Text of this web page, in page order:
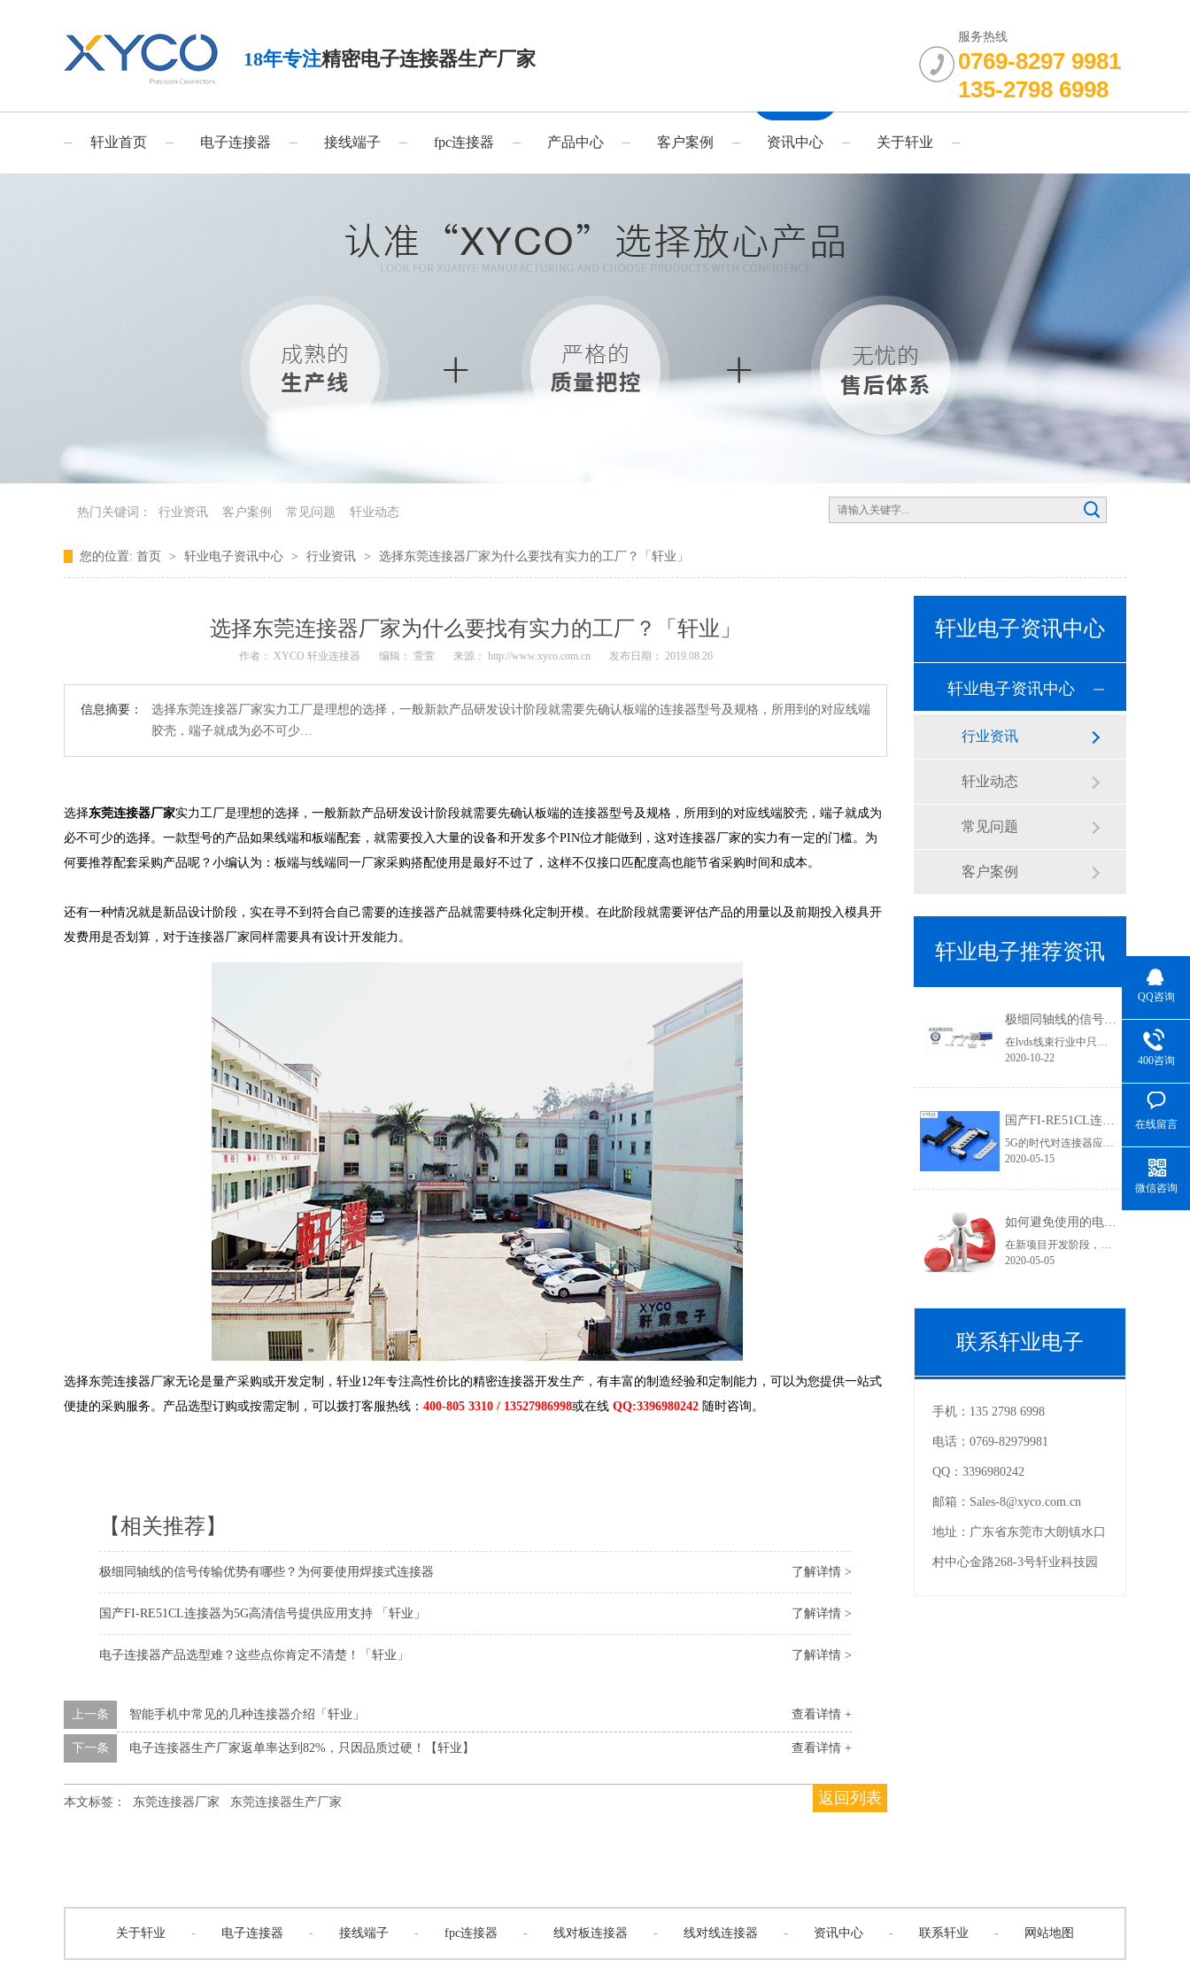
18年专注精密电子连接器生产厂家
服务热线
0769-8297 9981
135-2798 6998
轩业首页 电子连接器 接线端子 fpc连接器 产品中心 客户案例 资讯中心 关于轩业
热门关键词： 行业资讯 客户案例 常见问题 轩业动态
您的位置: 首页 > 轩业电子资讯中心 > 行业资讯 > 选择东莞连接器厂家为什么要找有实力的工厂？「轩业」
选择东莞连接器厂家为什么要找有实力的工厂？「轩业」
作者： XYCO 轩业连接器 编辑： 萱萱 来源： http://www.xyco.com.cn 发布日期： 2019.08.26
信息摘要：
选择东莞连接器厂家实力工厂是理想的选择，一般新款产品研发设计阶段就需要先确认板端的连接器型号及规格，所用到的对应线端
胶壳，端子就成为必不可少…
选择东莞连接器厂家实力工厂是理想的选择，一般新款产品研发设计阶段就需要先确认板端的连接器型号及规格，所用到的对应线端胶壳，端子就成为
必不可少的选择。一款型号的产品如果线端和板端配套，就需要投入大量的设备和开发多个PIN位才能做到，这对连接器厂家的实力有一定的门槛。为
何要推荐配套采购产品呢？小编认为：板端与线端同一厂家采购搭配使用是最好不过了，这样不仅接口匹配度高也能节省采购时间和成本。
还有一种情况就是新品设计阶段，实在寻不到符合自己需要的连接器产品就需要特殊化定制开模。在此阶段就需要评估产品的用量以及前期投入模具开
发费用是否划算，对于连接器厂家同样需要具有设计开发能力。
选择东莞连接器厂家无论是量产采购或开发定制，轩业12年专注高性价比的精密连接器开发生产，有丰富的制造经验和定制能力，可以为您提供一站式
便捷的采购服务。产品选型订购或按需定制，可以拨打客服热线： 400-805 3310 / 13527986998或在线 QQ:3396980242 随时咨询。
【相关推荐】
了解详情 >
极细同轴线的信号传输优势有哪些？为何要使用焊接式连接器
了解详情 >
国产FI-RE51CL连接器为5G高清信号提供应用支持 「轩业」
了解详情 >
电子连接器产品选型难？这些点你肯定不清楚！「轩业」
查看详情 +
上一条 智能手机中常见的几种连接器介绍「轩业」
查看详情 +
下一条 电子连接器生产厂家返单率达到82%，只因品质过硬！【轩业】
返回列表
本文标签： 东莞连接器厂家 东莞连接器生产厂家
轩业电子资讯中心
轩业电子资讯中心
行业资讯
轩业动态
常见问题
客户案例
轩业电子推荐资讯
极细同轴线的信号传输优势有哪些？为何要使用焊接式连接器
在lvds线束行业中只要涉及到高清信号传输、屏蔽效果要求高的线束基本上都会用到极细同轴线，其利用HotBar设备进行焊接加工，两端的接头基本就是焊接式连接器类型了,那使用极细同轴线的优势有哪些？
2020-10-22
国产FI-RE51CL连接器为5G高清信号提供应用支持 「轩业」
5G的时代对连接器应用要求更加严苛，无论是在高清信号、传输速率、屏蔽要求等层次都需要更加专业，优良的品质才能有完美的视觉体验和产品竞争力。在液晶屏线领域，相信对此款lvd连接器一定不陌生，它就是FI-RE连接器系列。它有三个规格：穿端子款、FFC款、焊接款。在4K/8K高清领域对信号干扰、屏蔽效果的要求不仅体现......
2020-05-15
如何避免使用的电子连接器型号在采购和货期上不受影响？
在新项目开发阶段，很多采购人员在工作中可能都会遇到这样一个问题，工程师罗列出来的产品型号在索样上都困难重重，直到小批量试产时不是没有现货就是货期长。看到这里您可能在想曾经自己也经历过或正在经历之中，为什么会出现这种情况呢？随着电子产品结构的变化，电子连接器的更替也是比较快的。连接器在销售过程中......
2020-05-05
联系轩业电子
手机： 135 2798 6998
电话： 0769-82979981
QQ： 3396980242
邮箱： Sales-8@xyco.com.cn
地址： 广东省东莞市大朗镇水口
村中心金路268-3号轩业科技园
关于轩业 - 电子连接器 - 接线端子 - fpc连接器 - 线对板连接器 - 线对线连接器 - 资讯中心 - 联系轩业 - 网站地图
QQ咨询
400咨询
在线留言
微信咨询